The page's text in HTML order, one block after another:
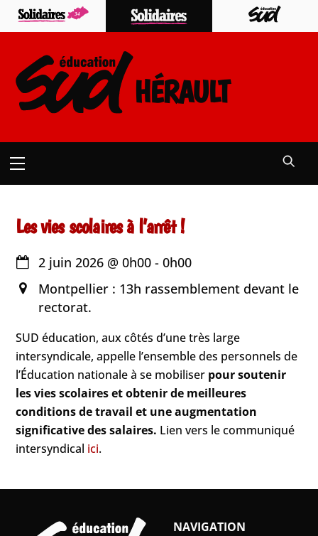
Skip
HÉRAULT
Menu
Les vies scolaires à l’arrêt !
2 juin 2026 @0h00 -0h00
Montpellier : 13h rassemblement devant le
rectorat.
SUD éducation, aux côtés d’une très large
intersyndicale, appelle l’ensemble des personnels de
l’Éducation nationale à se mobiliser pour soutenir
les vies scolaires et obtenir de meilleures
conditions de travail et une augmentation
significative des salaires. Lien vers le communiqué
intersyndical ici.
NAVIGATION